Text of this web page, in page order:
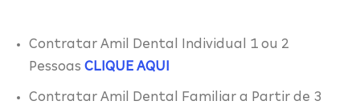
Contratar Amil Dental Individual 1 ou 2
Pessoas CLIQUE AQUI
Contratar Amil Dental Familiar a Partir de 3